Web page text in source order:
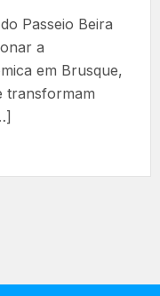
Passeio Beira
a
em Brusque,
transformam